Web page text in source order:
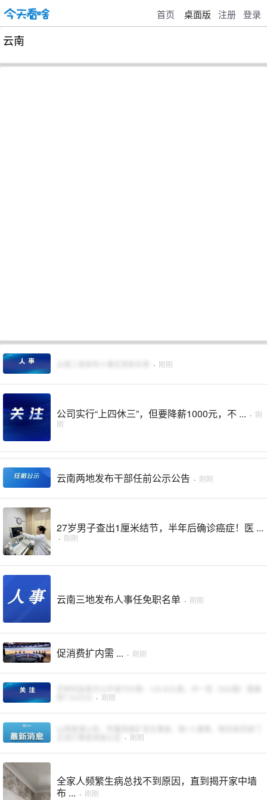
首页 桌面版 注册 登录
云南
· 刚刚
公司实行“上四休三”，但要降薪1000元，不 ... · 刚
刚
云南两地发布干部任前公示公告 · 刚刚
27岁男子查出1厘米结节，半年后确诊癌症！医 ...
· 刚刚
云南三地发布人事任免职名单 · 刚刚
促消费扩内需 ... · 刚刚
· 刚刚
· 刚刚
全家人频繁生病总找不到原因，直到揭开家中墙
布 ... · 刚刚